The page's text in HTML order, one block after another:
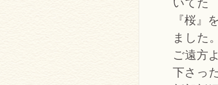
『桜』
ました
ご遠方
下さっ